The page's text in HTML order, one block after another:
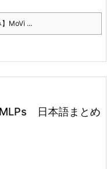
】MoVi ...
日本語まとめ